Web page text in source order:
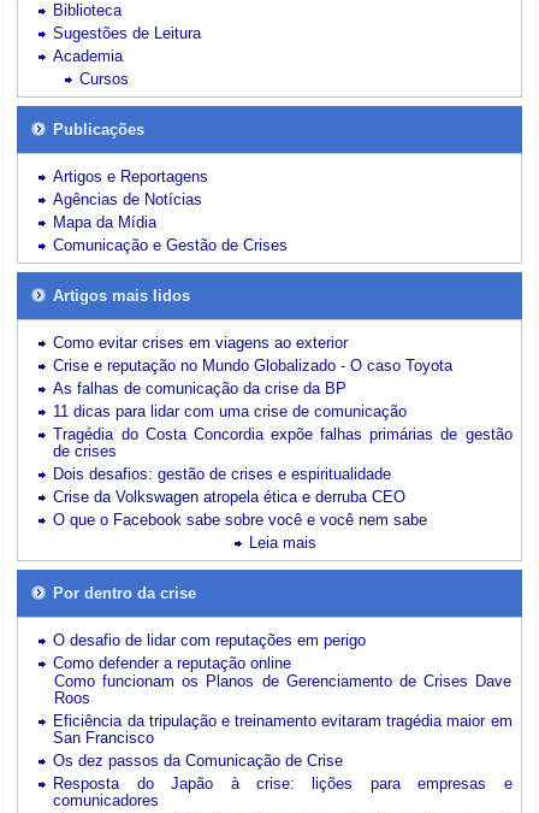
Biblioteca
Sugestões de Leitura
Academia
Cursos
Publicações
Artigos e Reportagens
Agências de Notícias
Mapa da Mídia
Comunicação e Gestão de Crises
Artigos mais lidos
Como evitar crises em viagens ao exterior
Crise e reputação no Mundo Globalizado - O caso Toyota
As falhas de comunicação da crise da BP
11 dicas para lidar com uma crise de comunicação
Tragédia do Costa Concordia expõe falhas primárias de gestão
de crises
Dois desafios: gestão de crises e espiritualidade
Crise da Volkswagen atropela ética e derruba CEO
O que o Facebook sabe sobre você e você nem sabe
Leia mais
Por dentro da crise
O desafio de lidar com reputações em perigo
Como defender a reputação online
Como funcionam os Planos de Gerenciamento de Crises Dave
Roos
Eficiência da tripulação e treinamento evitaram tragédia maior em
San Francisco
Os dez passos da Comunicação de Crise
Resposta do Japão à crise: lições para empresas e
comunicadores